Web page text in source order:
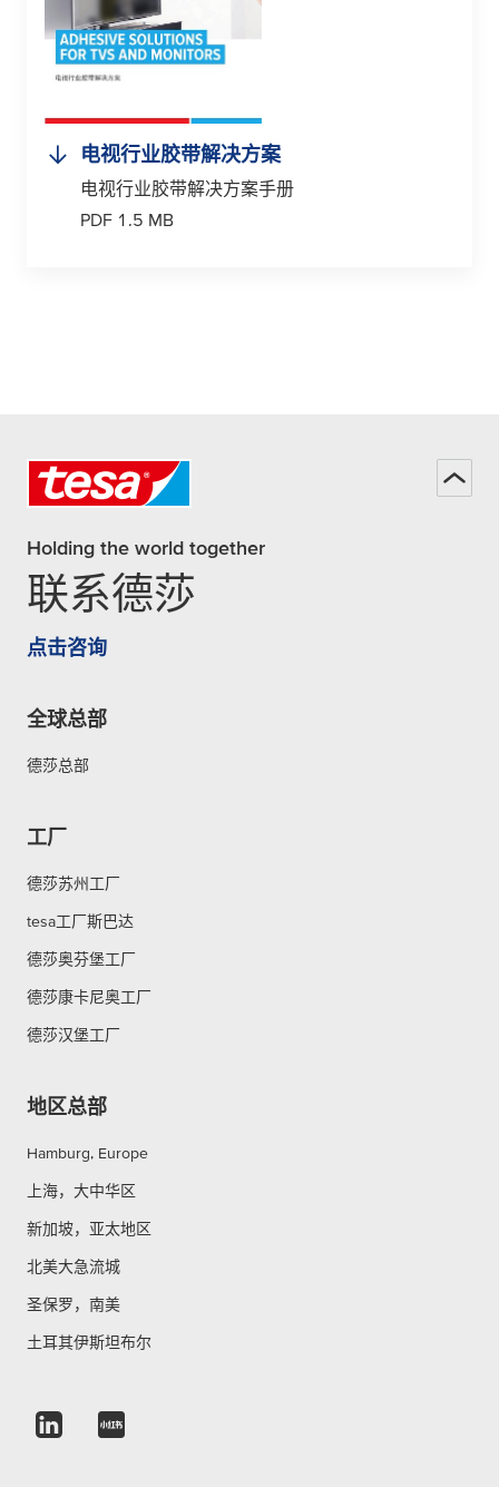
电视行业胶带解决方案
电视行业胶带解决方案手册
PDF 1.5 MB
Holding the world together
联系德莎
点击咨询
全球总部
德莎总部
工厂
德莎苏州工厂
tesa工厂斯巴达
德莎奥芬堡工厂
德莎康卡尼奥工厂
德莎汉堡工厂
地区总部
Hamburg, Europe
上海，大中华区
新加坡，亚太地区
北美大急流城
圣保罗，南美
土耳其伊斯坦布尔